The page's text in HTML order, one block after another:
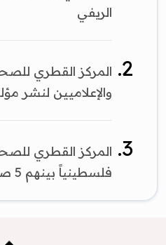
الريفي
المركز القطري
والإعلاميين لنشر
فلسطينياً بينهم 5 صحفيين